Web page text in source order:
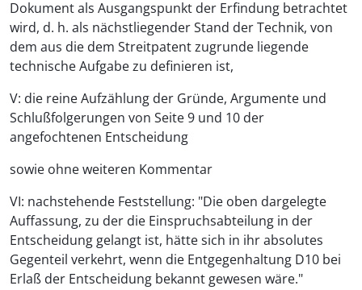
Dokument als Ausgangspunkt der Erfindung betrachtet
wird, d. h. als nächstliegender Stand der Technik, von
dem aus die dem Streitpatent zugrunde liegende
technische Aufgabe zu definieren ist,
V: die reine Aufzählung der Gründe, Argumente und
Schlußfolgerungen von Seite 9 und 10 der
angefochtenen Entscheidung
sowie ohne weiteren Kommentar
VI: nachstehende Feststellung: "Die oben dargelegte
Auffassung, zu der die Einspruchsabteilung in der
Entscheidung gelangt ist, hätte sich in ihr absolutes
Gegenteil verkehrt, wenn die Entgegenhaltung D10 bei
Erlaß der Entscheidung bekannt gewesen wäre."